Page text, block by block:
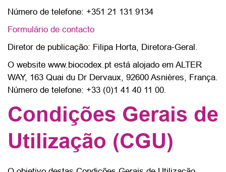
Número de telefone: +351 21 131 9134
Formulário de contacto
Diretor de publicação: Filipa Horta, Diretora-Geral.
O website www.biocodex.pt está alojado em ALTER
WAY, 163 Quai du Dr Dervaux, 92600 Asnières, França.
Número de telefone: +33 (0)1 41 40 11 00.
Condições Gerais de
Utilização (CGU)